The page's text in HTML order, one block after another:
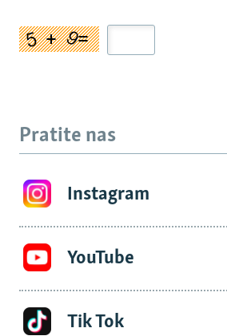
Pratite nas
Instagram
YouTube
Tik Tok